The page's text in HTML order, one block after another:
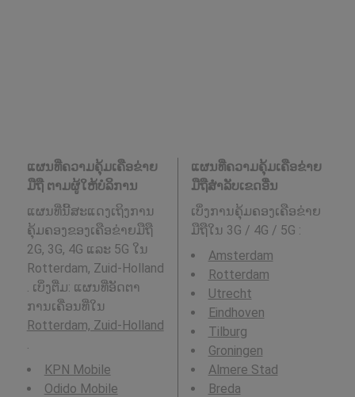
ແຜນທີ່ຄວາມຄຸ້ມເຄືອຂ່າຍ
ມືຖື ຕາມຜູ້ໃຫ້ບໍລິການ
ແຜນທີ່ນີ້ສະແດງເຖິງການ
ຄຸ້ມຄອງຂອງເຄືອຂ່າຍມືຖື
2G, 3G, 4G ແລະ 5G ໃນ
Rotterdam, Zuid-Holland
. ເບິ່ງຕື່ມ: ແຜນທີ່ອັດຕາ
ການເຄື່ອນທີ່ໃນ
Rotterdam, Zuid-Holland
KPN Mobile
Odido Mobile
ແຜນທີ່ຄວາມຄຸ້ມເຄືອຂ່າຍ
ມືຖືສໍາລັບເຂດອື່ນ
ເບິ່ງການຄຸ້ມຄອງເຄືອຂ່າຍ
ມືຖືໃນ 3G / 4G / 5G :
Amsterdam
Rotterdam
Utrecht
Eindhoven
Tilburg
Groningen
Almere Stad
Breda